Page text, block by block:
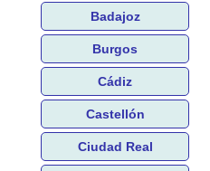
Badajoz
Burgos
Cádiz
Castellón
Ciudad Real